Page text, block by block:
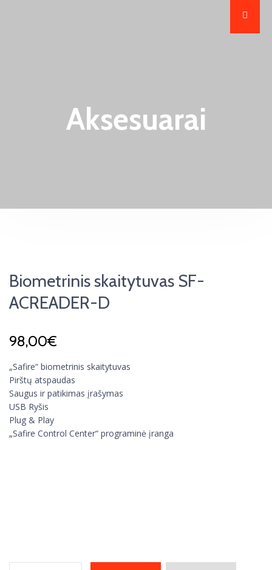
Aksesuarai
Biometrinis skaitytuvas SF-
ACREADER-D
98,00€
„Safire“ biometrinis skaitytuvas
Pirštų atspaudas
Saugus ir patikimas įrašymas
USB Ryšis
Plug & Play
„Safire Control Center“ programinė įranga